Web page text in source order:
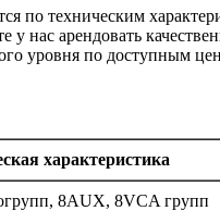
по техническим
нас арендовать
уровня по доступным
характеристика
8AUX, 8VCA групп